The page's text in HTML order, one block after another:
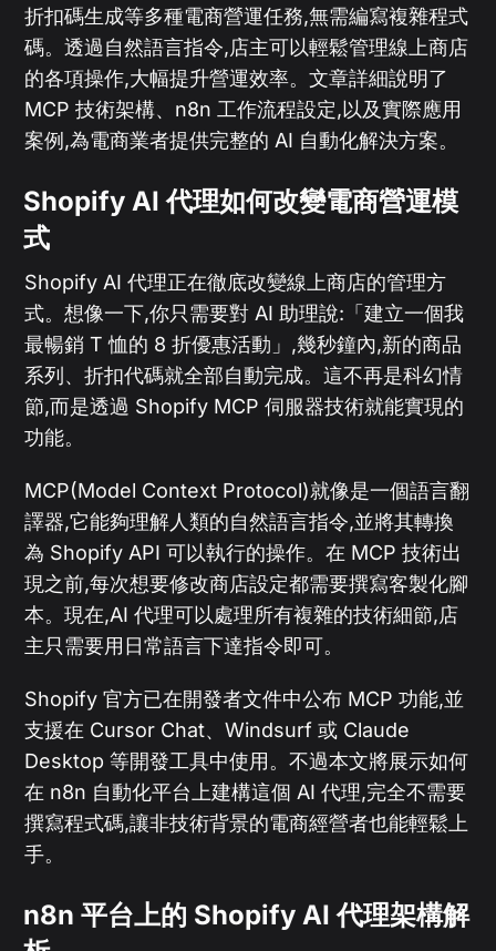
折扣碼生成等多種電商營運任務,無需編寫複雜程式
碼。透過自然語言指令,店主可以輕鬆管理線上商店
的各項操作,大幅提升營運效率。文章詳細說明了
MCP 技術架構、n8n 工作流程設定,以及實際應用
案例,為電商業者提供完整的 AI 自動化解決方案。
Shopify AI 代理如何改變電商營運模
式
Shopify AI 代理正在徹底改變線上商店的管理方
式。想像一下,你只需要對 AI 助理說:「建立一個我
最暢銷 T 恤的 8 折優惠活動」,幾秒鐘內,新的商品
系列、折扣代碼就全部自動完成。這不再是科幻情
節,而是透過 Shopify MCP 伺服器技術就能實現的
功能。
MCP(Model Context Protocol)就像是一個語言翻
譯器,它能夠理解人類的自然語言指令,並將其轉換
為 Shopify API 可以執行的操作。在 MCP 技術出
現之前,每次想要修改商店設定都需要撰寫客製化腳
本。現在,AI 代理可以處理所有複雜的技術細節,店
主只需要用日常語言下達指令即可。
Shopify 官方已在開發者文件中公布 MCP 功能,並
支援在 Cursor Chat、Windsurf 或 Claude
Desktop 等開發工具中使用。不過本文將展示如何
在 n8n 自動化平台上建構這個 AI 代理,完全不需要
撰寫程式碼,讓非技術背景的電商經營者也能輕鬆上
手。
n8n 平台上的 Shopify AI 代理架構解